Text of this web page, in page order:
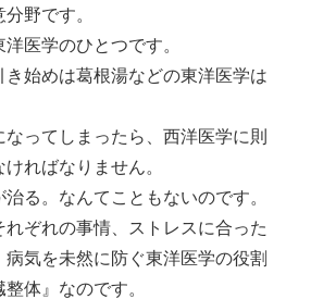
野です。
洋医学のひとつです。
き始めは葛根湯などの東洋医学は
ってしまったら、西洋医学に則
ればなりません。
る。なんてこともないのです。
れぞれの事情、ストレスに合った
気を未然に防ぐ東洋医学の役割
整体』なのです。